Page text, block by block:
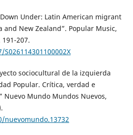
Under: Latin American migrant
and New Zealand”. Popular Music,
207.
sociocultural de la izquierda
Popular. Crítica, verdad e
Nuevo Mundo Mundos Nuevos,